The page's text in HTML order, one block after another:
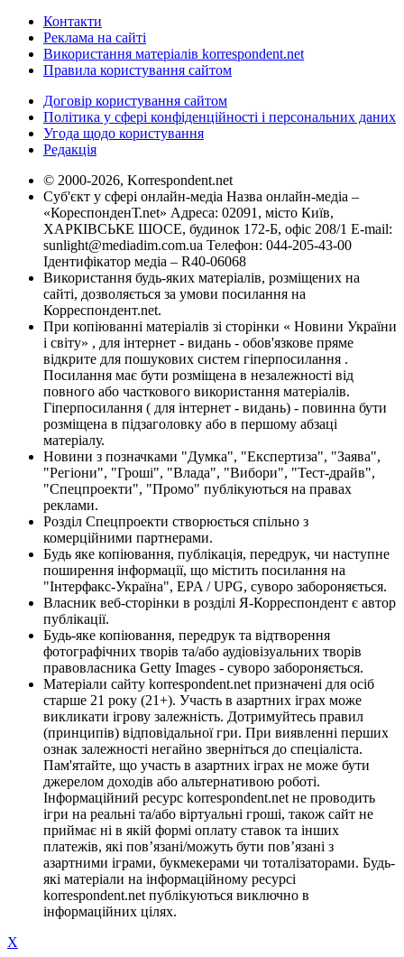
Контакти
Реклама на сайті
Використання матеріалів korrespondent.net
Правила користування сайтом
Договір користування сайтом
Політика у сфері конфіденційності і персональних даних
Угода щодо користування
Редакція
© 2000-2026, Korrespondent.net
Суб'єкт у сфері онлайн-медіа Назва онлайн-медіа –
«КореспонденТ.net» Адреса: 02091, місто Київ,
ХАРКІВСЬКЕ ШОСЕ, будинок 172-Б, офіс 208/1 E-mail:
sunlight@mediadim.com.ua Телефон: 044-205-43-00
Ідентифікатор медіа – R40-06068
Використання будь-яких матеріалів, розміщених на
сайті, дозволяється за умови посилання на
Корреспондент.net.
При копіюванні матеріалів зі сторінки « Новини України
і світу» , для інтернет - видань - обов'язкове пряме
відкрите для пошукових систем гіперпосилання .
Посилання має бути розміщена в незалежності від
повного або часткового використання матеріалів.
Гіперпосилання ( для інтернет - видань) - повинна бути
розміщена в підзаголовку або в першому абзаці
матеріалу.
Новини з позначками "Думка", "Експертиза", "Заява",
"Регіони", "Гроші", "Влада", "Вибори", "Тест-драйв",
"Спецпроекти", "Промо" публікуються на правах
реклами.
Розділ Спецпроекти створюється спільно з
комерційними партнерами.
Будь яке копіювання, публікація, передрук, чи наступне
поширення інформації, що містить посилання на
"Інтерфакс-Україна", EPA / UPG, суворо забороняється.
Власник веб-сторінки в розділі Я-Корреспондент є автор
публікації.
Будь-яке копіювання, передрук та відтворення
фотографічних творів та/або аудіовізуальних творів
правовласника Getty Images - суворо забороняється.
Матеріали сайту korrespondent.net призначені для осіб
старше 21 року (21+). Участь в азартних іграх може
викликати ігрову залежність. Дотримуйтесь правил
(принципів) відповідальної гри. При виявленні перших
ознак залежності негайно зверніться до спеціаліста.
Пам'ятайте, що участь в азартних іграх не може бути
джерелом доходів або альтернативою роботі.
Інформаційний ресурс korrespondent.net не проводить
ігри на реальні та/або віртуальні гроші, також сайт не
приймає ні в якій формі оплату ставок та інших
платежів, які пов’язані/можуть бути пов’язані з
азартними іграми, букмекерами чи тоталізаторами. Будь-
які матеріали на інформаційному ресурсі
korrespondent.net публікуються виключно в
інформаційних цілях.
X